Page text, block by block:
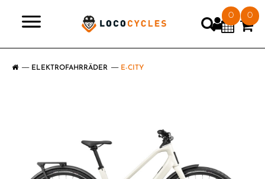
0 0
ELEKTROFAHRRÄDER E-CITY